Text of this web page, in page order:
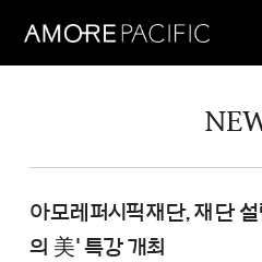
아모레퍼시픽재단, 재단
의 美' 특강 개최